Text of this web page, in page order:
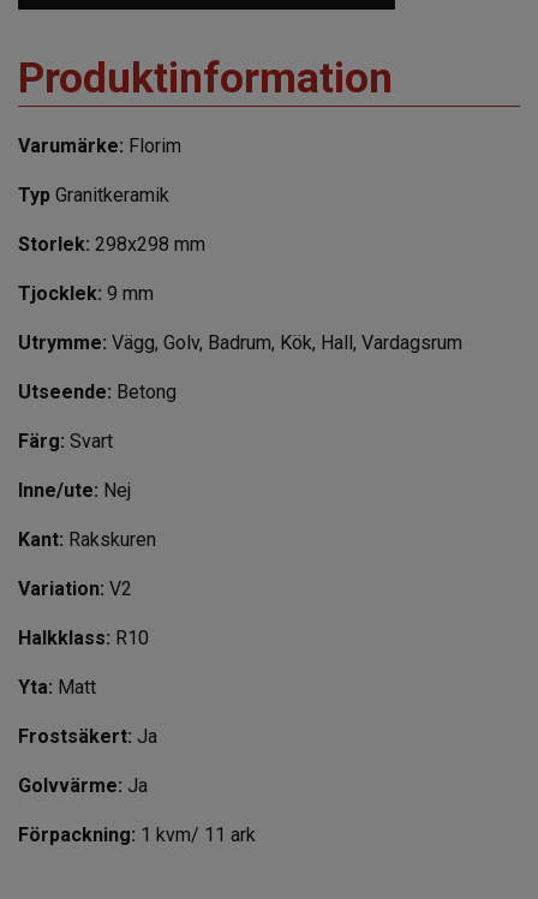
Produktinformation
Varumärke: Florim
Typ Granitkeramik
Storlek: 298x298 mm
Tjocklek: 9 mm
Utrymme: Vägg, Golv, Badrum, Kök, Hall, Vardagsrum
Utseende: Betong
Färg: Svart
Inne/ute: Nej
Kant: Rakskuren
Variation: V2
Halkklass: R10
Yta: Matt
Frostsäkert: Ja
Golvvärme: Ja
Förpackning: 1 kvm/ 11 ark